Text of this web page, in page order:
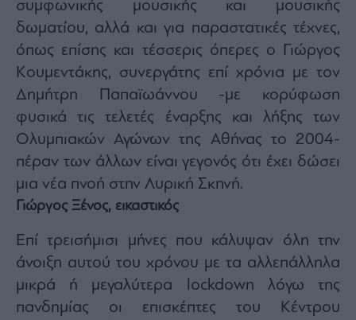
συμφωνικής μουσικής και μουσικής
δωματίου, αλλά και για παραστατικές τέχνες,
όπως επίσης και τέσσερις όπερες ο Γιώργος
Κουμεντάκης, συνεργάτης επί χρόνια με τον
Δημήτρη Παπαϊωάννου -με κορύφωση
φυσικά τις τελετές έναρξης και λήξης των
Ολυμπιακών Αγώνων της Αθήνας το 2004-
πέραν των άλλων είναι γεγονός ότι έχει δώσει
μια νέα πνοή στην Λυρική Σκηνή.
Γιώργος Ξένος, εικαστικός
Επί τρεισήμισι μήνες που κάλυψαν όλη την
άνοιξη αυτού του χρόνου με τα αλλεπάλληλα
μικρά ή μεγαλύτερα lockdown λόγω της
πανδημίας οι επισκέπτες του Κέντρου